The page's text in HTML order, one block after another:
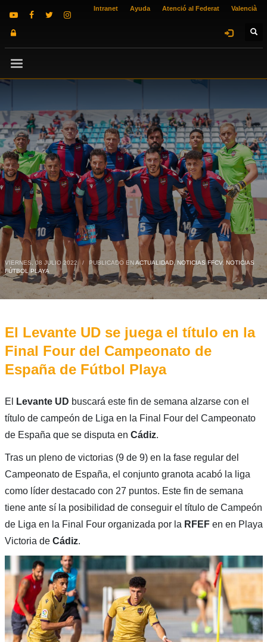
Intranet Ayuda Atenció al Federat Valencià
VIERNES, 08 JULIO 2022 / PUBLICADO ENACTUALIDAD, NOTICIAS FFCV, NOTICIAS
FÚTBOL PLAYA
El Levante UD se juega el título en la
Final Four del Campeonato de
España de Fútbol Playa
El Levante UD buscará este fin de semana alzarse con el
título de campeón de Liga en la Final Four del Campeonato
de España que se disputa en Cádiz.
Tras un pleno de victorias (9 de 9) en la fase regular del
Campeonato de España, el conjunto granota acabó la liga
como líder destacado con 27 puntos. Este fin de semana
tiene ante sí la posibilidad de conseguir el título de Campeón
de Liga en la Final Four organizada por la RFEF en en Playa
Victoria de Cádiz.